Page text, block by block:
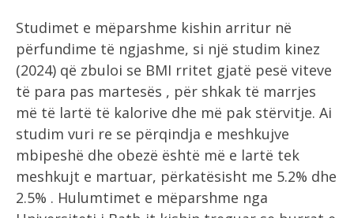
Studimet e mëparshme kishin arritur në
përfundime të ngjashme, si një studim kinez
(2024) që zbuloi se BMI rritet gjatë pesë viteve
të para pas martesës , për shkak të marrjes
më të lartë të kalorive dhe më pak stërvitje. Ai
studim vuri re se përqindja e meshkujve
mbipeshë dhe obezë është më e lartë tek
meshkujt e martuar, përkatësisht me 5.2% dhe
2.5% . Hulumtimet e mëparshme nga